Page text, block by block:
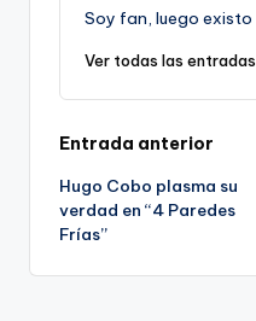
Soy fan, luego existo
Ver todas las entradas
Navegación
de
entradas
Entrada anterior
Hugo Cobo plasma su
verdad en “4 Paredes
Frías”